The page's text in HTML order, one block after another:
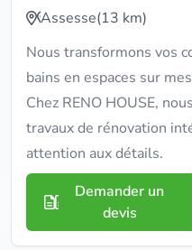
Assesse(13 km)
Nous transformons vos
bains en espaces sur
Chez RENO HOUSE,
travaux de rénovation
attention aux détails.
Demander un
devis